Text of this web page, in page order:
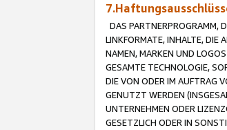
DAS PARTNERPROGRAMM,
LINKFORMATE, INHALTE, DIE
NAMEN, MARKEN UND
GESAMTE TECHNOLOGIE,
DIE VON ODER IM AUFTRAG
GENUTZT WERDEN
UNTERNEHMEN ODER
GESETZLICH ODER IN